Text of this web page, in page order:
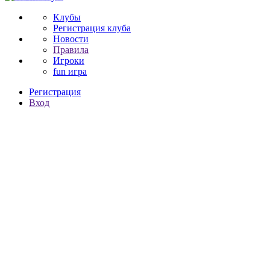
Клубы
Регистрация клуба
Новости
Правила
Игроки
fun игра
Регистрация
Вход